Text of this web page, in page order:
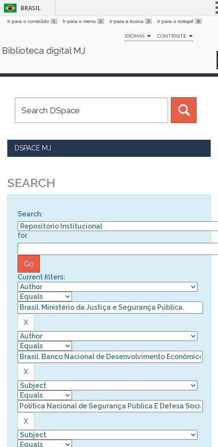
Skip
BRASIL
Simplifique!
Comunica BR
Canais
Ir para o conteúdo 1 Ir para o menu 2 Ir para a busca 3 Ir para o rodapé 4
IDIOMAS CONTRASTE
Biblioteca digital MJ
DSPACE MJ
SEARCH
Search:
for
Current filters: